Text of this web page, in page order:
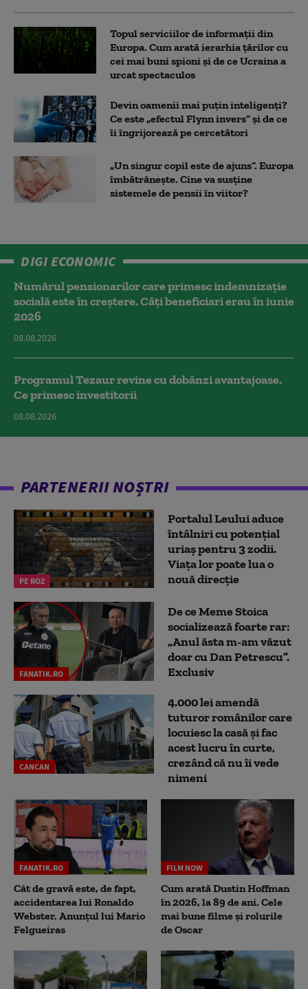
Topul serviciilor de informații din
Europa. Cum arată ierarhia țărilor cu
cei mai buni spioni și de ce Ucraina a
urcat spectaculos
Devin oamenii mai puțin inteligenți?
Ce este „efectul Flynn invers” și de ce
îi îngrijorează pe cercetători
„Un singur copil este de ajuns”. Europa
îmbătrânește. Cine va susține
sistemele de pensii în viitor?
DIGI ECONOMIC
Numărul pensionarilor care primesc indemnizaţie
socială este în creștere. Câți beneficiari erau în iunie
2026
08.08.2026
Programul Tezaur revine cu dobânzi avantajoase.
Ce primesc investitorii
08.08.2026
PARTENERII NOȘTRI
PE ROZ
Portalul Leului aduce
întâlniri cu potențial
uriaș pentru 3 zodii.
Viața lor poate lua o
nouă direcție
FANATIK.RO
De ce Meme Stoica
socializează foarte rar:
„Anul ăsta m-am văzut
doar cu Dan Petrescu”.
Exclusiv
CANCAN
4.000 lei amendă
tuturor românilor care
locuiesc la casă și fac
acest lucru în curte,
crezând că nu îi vede
nimeni
FANATIK.RO
Cât de gravă este, de fapt,
accidentarea lui Ronaldo
Webster. Anunțul lui Mario
Felgueiras
FILM NOW
Cum arată Dustin Hoffman
în 2026, la 89 de ani. Cele
mai bune filme și rolurile
de Oscar